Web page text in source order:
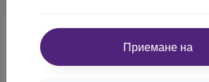
Приемане на